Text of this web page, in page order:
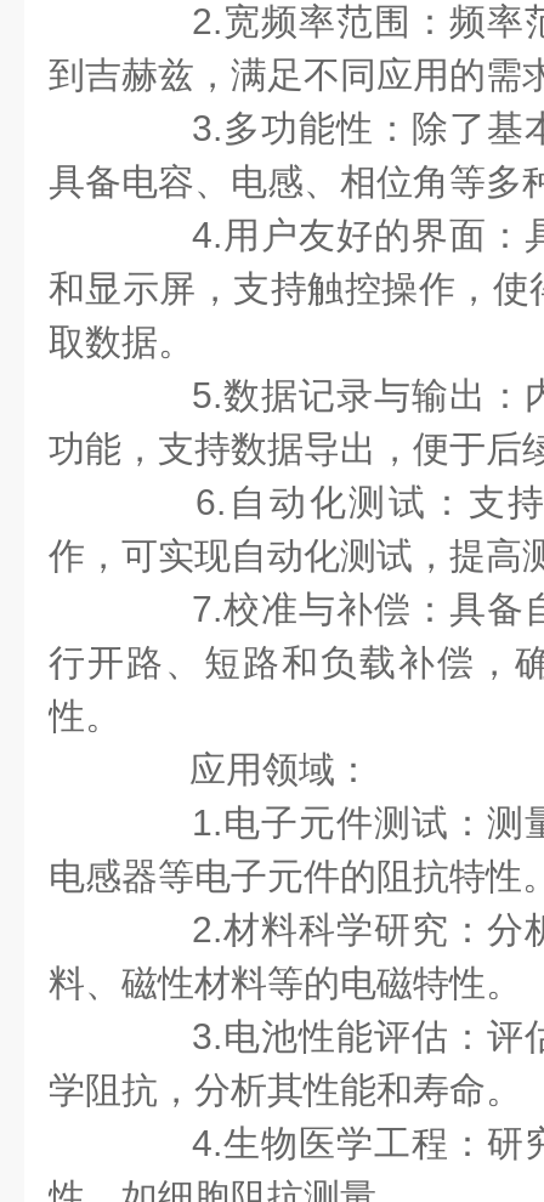
2.宽频率范围：频率
到吉赫兹，满足不同应用的需
3.多功能性：除了基
具备电容、电感、相位角等多
4.用户友好的界面：
和显示屏，支持触控操作，
取数据。
5.数据记录与输出：
功能，支持数据导出，便于后
6.自动化测试：支持
作，可实现自动化测试，提高
7.校准与补偿：具备
行开路、短路和负载补偿，
性。
应用领域：
1.电子元件测试：测
电感器等电子元件的阻抗特性
2.材料科学研究：分
料、磁性材料等的电磁特性。
3.电池性能评估：评
学阻抗，分析其性能和寿命。
4.生物医学工程：研